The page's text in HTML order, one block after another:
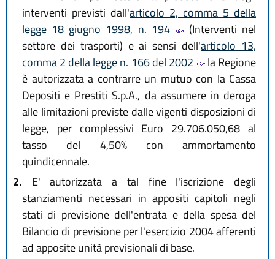
interventi previsti dall'articolo 2, comma 5 della
legge 18 giugno 1998, n. 194
(Interventi nel
settore dei trasporti) e ai sensi dell'articolo 13,
comma 2 della legge n. 166 del 2002
la Regione
è autorizzata a contrarre un mutuo con la Cassa
Depositi e Prestiti S.p.A., da assumere in deroga
alle limitazioni previste dalle vigenti disposizioni di
legge, per complessivi Euro 29.706.050,68 al
tasso del 4,50% con ammortamento
quindicennale.
2. E' autorizzata a tal fine l'iscrizione degli
stanziamenti necessari in appositi capitoli negli
stati di previsione dell'entrata e della spesa del
Bilancio di previsione per l'esercizio 2004 afferenti
ad apposite unità previsionali di base.